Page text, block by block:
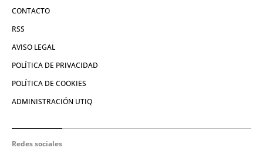
CONTACTO
RSS
AVISO LEGAL
POLÍTICA DE PRIVACIDAD
POLÍTICA DE COOKIES
ADMINISTRACIÓN UTIQ
Redes sociales